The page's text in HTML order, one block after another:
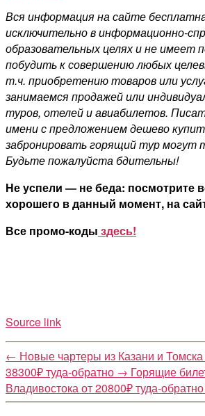
Вся информация на сайте
исключительно в информационно-
образовательных целях и не имеет
побудить к совершению любых
т.ч. приобретению товаров или
занимаемся продажей или
туров, отелей и авиабилетов.
имени с предложением дешево
забронировать горящий тур могут
Будьте пожалуйста бдительны!
Не успели — не беда: посмотрите
хорошего в данный момент, на
Все промо-коды здесь!
Source link
← Новые чартеры из Казани и
38300₽ туда-обратно → Горящие
Владивостока от 20800₽ туда-